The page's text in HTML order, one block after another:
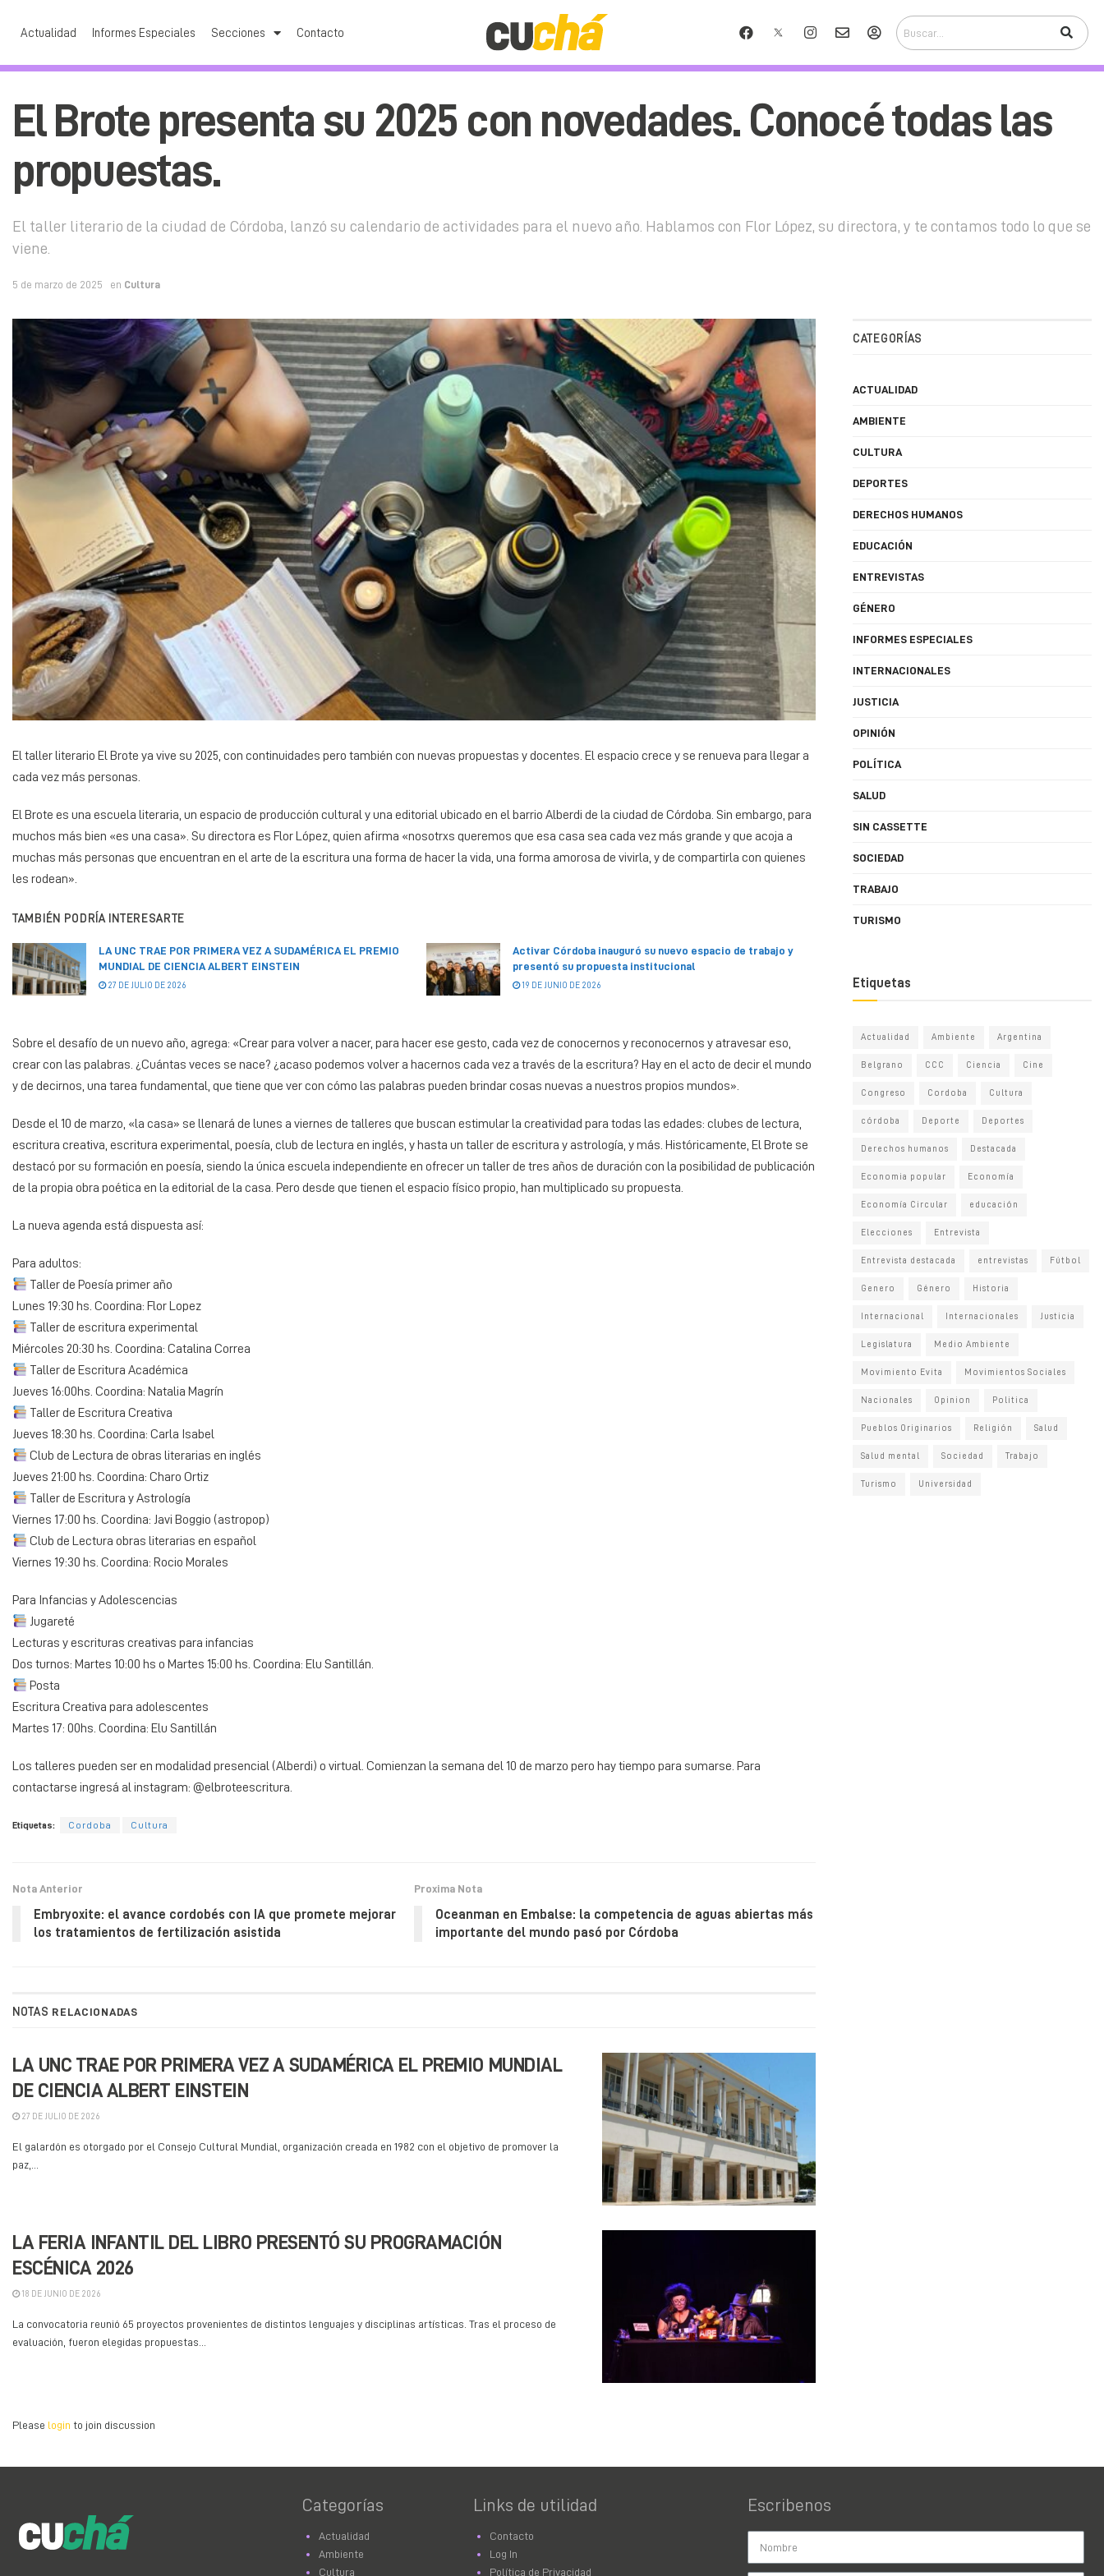
Actualidad Informes Especiales Secciones Contacto
El Brote presenta su 2025 con novedades. Conocé todas las
propuestas.
El taller literario de la ciudad de Córdoba, lanzó su calendario de actividades para el nuevo año. Hablamos con Flor López, su directora, y te contamos todo lo que se
viene.
5 de marzo de 2025 en Cultura
El taller literario El Brote ya vive su 2025, con continuidades pero también con nuevas propuestas y docentes. El espacio crece y se renueva para llegar a
cada vez más personas.
El Brote es una escuela literaria, un espacio de producción cultural y una editorial ubicado en el barrio Alberdi de la ciudad de Córdoba. Sin embargo, para
muchos más bien «es una casa». Su directora es Flor López, quien afirma «nosotrxs queremos que esa casa sea cada vez más grande y que acoja a
muchas más personas que encuentran en el arte de la escritura una forma de hacer la vida, una forma amorosa de vivirla, y de compartirla con quienes
les rodean».
TAMBIÉN PODRÍA INTERESARTE
LA UNC TRAE POR PRIMERA VEZ A SUDAMÉRICA EL PREMIO
MUNDIAL DE CIENCIA ALBERT EINSTEIN
27 DE JULIO DE 2026
Activar Córdoba inauguró su nuevo espacio de trabajo y
presentó su propuesta institucional
19 DE JUNIO DE 2026
Sobre el desafío de un nuevo año, agrega: «Crear para volver a nacer, para hacer ese gesto, cada vez de conocernos y reconocernos y atravesar eso,
crear con las palabras. ¿Cuántas veces se nace? ¿acaso podemos volver a hacernos cada vez a través de la escritura? Hay en el acto de decir el mundo
y de decirnos, una tarea fundamental, que tiene que ver con cómo las palabras pueden brindar cosas nuevas a nuestros propios mundos».
Desde el 10 de marzo, «la casa» se llenará de lunes a viernes de talleres que buscan estimular la creatividad para todas las edades: clubes de lectura,
escritura creativa, escritura experimental, poesía, club de lectura en inglés, y hasta un taller de escritura y astrología, y más. Históricamente, El Brote se
destacó por su formación en poesía, siendo la única escuela independiente en ofrecer un taller de tres años de duración con la posibilidad de publicación
de la propia obra poética en la editorial de la casa. Pero desde que tienen el espacio físico propio, han multiplicado su propuesta.
La nueva agenda está dispuesta así:
Para adultos:
Taller de Poesía primer año
Lunes 19:30 hs. Coordina: Flor Lopez
Taller de escritura experimental
Miércoles 20:30 hs. Coordina: Catalina Correa
Taller de Escritura Académica
Jueves 16:00hs. Coordina: Natalia Magrín
Taller de Escritura Creativa
Jueves 18:30 hs. Coordina: Carla Isabel
Club de Lectura de obras literarias en inglés
Jueves 21:00 hs. Coordina: Charo Ortiz
Taller de Escritura y Astrología
Viernes 17:00 hs. Coordina: Javi Boggio (astropop)
Club de Lectura obras literarias en español
Viernes 19:30 hs. Coordina: Rocio Morales
Para Infancias y Adolescencias
Jugareté
Lecturas y escrituras creativas para infancias
Dos turnos: Martes 10:00 hs o Martes 15:00 hs. Coordina: Elu Santillán.
Posta
Escritura Creativa para adolescentes
Martes 17: 00hs. Coordina: Elu Santillán
Los talleres pueden ser en modalidad presencial (Alberdi) o virtual. Comienzan la semana del 10 de marzo pero hay tiempo para sumarse. Para
contactarse ingresá al instagram: @elbroteescritura.
Etiquetas: Cordoba Cultura
Nota Anterior
Embryoxite: el avance cordobés con IA que promete mejorar
los tratamientos de fertilización asistida
Proxima Nota
Oceanman en Embalse: la competencia de aguas abiertas más
importante del mundo pasó por Córdoba
NOTAS RELACIONADAS
LA UNC TRAE POR PRIMERA VEZ A SUDAMÉRICA EL PREMIO MUNDIAL
DE CIENCIA ALBERT EINSTEIN
27 DE JULIO DE 2026
El galardón es otorgado por el Consejo Cultural Mundial, organización creada en 1982 con el objetivo de promover la
paz,...
LA FERIA INFANTIL DEL LIBRO PRESENTÓ SU PROGRAMACIÓN
ESCÉNICA 2026
18 DE JUNIO DE 2026
La convocatoria reunió 65 proyectos provenientes de distintos lenguajes y disciplinas artísticas. Tras el proceso de
evaluación, fueron elegidas propuestas...
Please login to join discussion
CATEGORÍAS
ACTUALIDAD
AMBIENTE
CULTURA
DEPORTES
DERECHOS HUMANOS
EDUCACIÓN
ENTREVISTAS
GÉNERO
INFORMES ESPECIALES
INTERNACIONALES
JUSTICIA
OPINIÓN
POLÍTICA
SALUD
SIN CASSETTE
SOCIEDAD
TRABAJO
TURISMO
Etiquetas
Actualidad Ambiente Argentina
Belgrano CCC Ciencia Cine
Congreso Cordoba Cultura
córdoba Deporte Deportes
Derechos humanos Destacada
Economia popular Economía
Economía Circular educación
Elecciones Entrevista
Entrevista destacada entrevistas Fútbol
Genero Género Historia
Internacional Internacionales Justicia
Legislatura Medio Ambiente
Movimiento Evita Movimientos Sociales
Nacionales Opinion Politica
Pueblos Originarios Religión Salud
Salud mental Sociedad Trabajo
Turismo Universidad
Categorías
Actualidad
Ambiente
Cultura
Links de utilidad
Contacto
Log In
Política de Privacidad
Escribenos